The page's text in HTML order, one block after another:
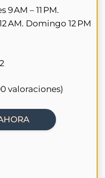
9 AM – 11 PM.
AM. Domingo 12 PM
valoraciones)